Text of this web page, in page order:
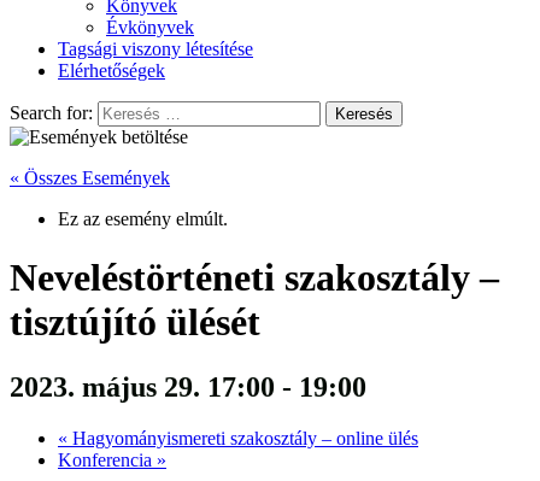
Könyvek
Évkönyvek
Tagsági viszony létesítése
Elérhetőségek
Search for:
« Összes Események
Ez az esemény elmúlt.
Neveléstörténeti szakosztály –
tisztújító ülését
2023. május 29. 17:00 - 19:00
« Hagyományismereti szakosztály – online ülés
Konferencia »